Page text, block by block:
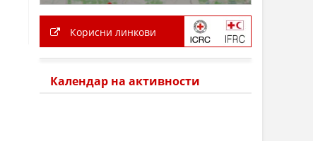
Корисни линкови
Календар на активности